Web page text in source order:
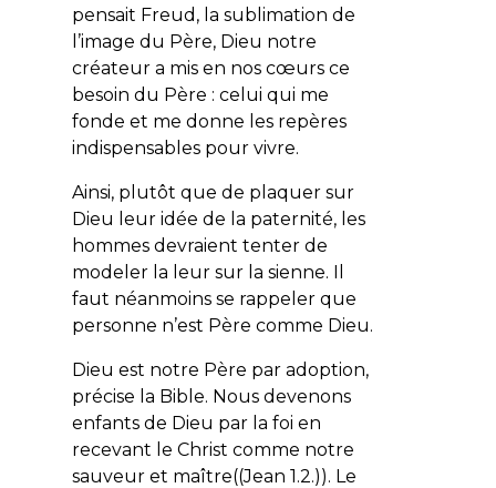
pensait Freud, la sublimation de
l’image du Père, Dieu notre
créateur a mis en nos cœurs ce
besoin du Père : celui qui me
fonde et me donne les repères
indispensables pour vivre.
Ainsi, plutôt que de plaquer sur
Dieu leur idée de la paternité, les
hommes devraient tenter de
modeler la leur sur la sienne. Il
faut néanmoins se rappeler que
personne n’est Père comme Dieu.
Dieu est notre Père par adoption,
précise la Bible. Nous devenons
enfants de Dieu par la foi en
recevant le Christ comme notre
sauveur et maître((Jean 1.2.)). Le